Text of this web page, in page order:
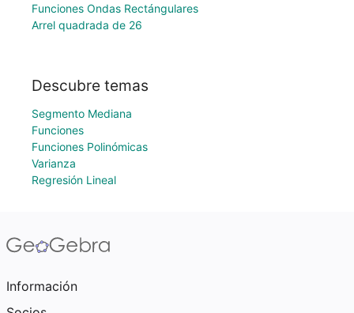
Funciones Ondas Rectángulares
Arrel quadrada de 26
Descubre temas
Segmento Mediana
Funciones
Funciones Polinómicas
Varianza
Regresión Lineal
Información